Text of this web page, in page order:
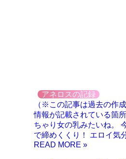
アネロスの記録
（※この記事は過去の作
情報が記載されている箇
ちゃり女の乳みたいね。
で締めくくり！ エロイ気